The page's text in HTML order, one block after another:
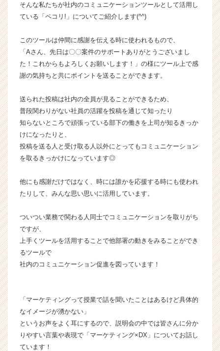
社
の
イ
ム
イ
ン】
ベ
ン
チ
ー・
成
長
業
か
ス
ト
届
活
イ
ト
チ
そんな私たちが社内のコミュニケーションツールとして活用し
ている「ペコリ!」についてご紹介します(^^)
このツールは仲間に感謝を伝える時に使われるもので、
「Aさん、先日は〇〇案件のサポートありがとうございまし
た！これからもよろしくお願いします！」の様にツール上で感
謝の気持ちと共にポイントを送ることができます。
送られた投稿は社内の全員が見ることができるため、
普段関わりがない社員の活躍を投稿を通じて知ったり
知らないところで頑張っている部下の働きを上司が知るきっか
けになったりと、
投稿を送る人と受け取る人以外にとってもコミュニケーション
を取るきっかけになっています◎
他にも感謝だけではなく、時には誰かを応援する時にも使われ
たりして、みんな思い思いに活用しています。
ついつい業務で関わる人同士でコミュニケーションを取りがち
ですが、
上手くツールを活用することで他部署の動きをみることができ
るツールで
社内のコミュニケーション促進を図っています！
「マーケティングって授業で話を聞いたことはあるけど具体的
なイメージが湧かない」
というお声をよく耳にするので、説明会の中では皆さんに分か
りやすい言葉や表現で「マーケティング×DX」についてお話し
ています！